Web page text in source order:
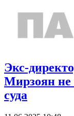
Экс-
Мирзоян не
суда